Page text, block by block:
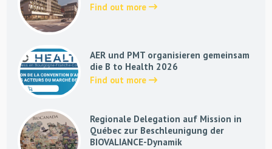
Find out more
AER und PMT organisieren gemeinsam
die B to Health 2026
Find out more
Regionale Delegation auf Mission in
Québec zur Beschleunigung der
BIOVALIANCE-Dynamik